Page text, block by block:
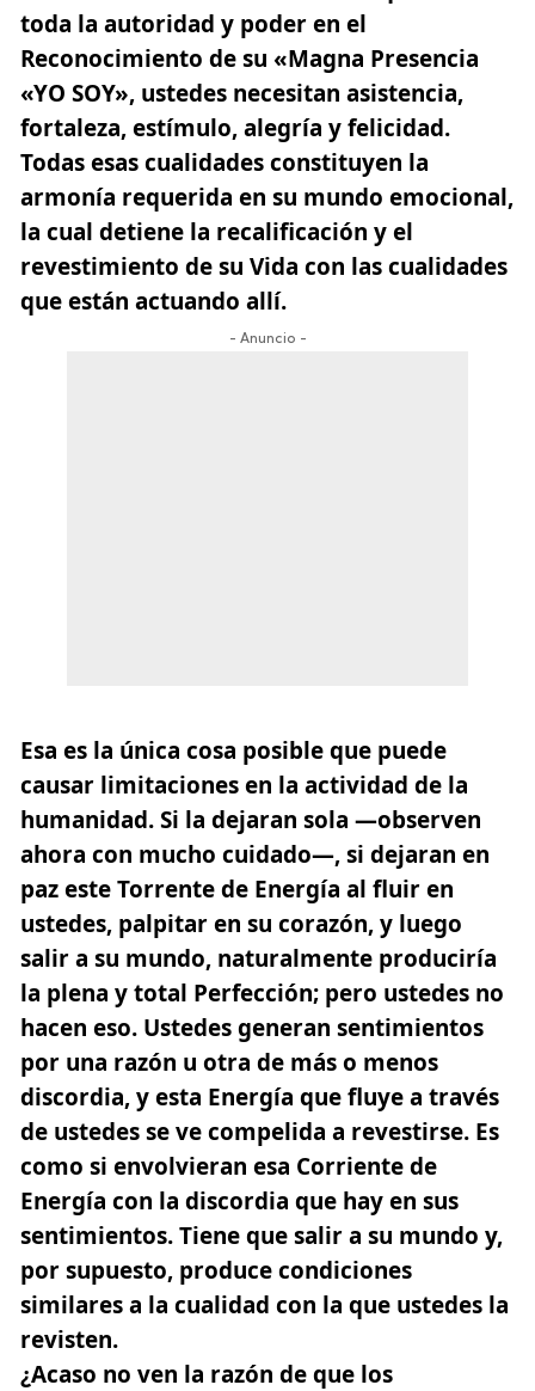
toda la autoridad y poder en el
Reconocimiento de su «Magna Presencia
«YO SOY», ustedes necesitan asistencia,
fortaleza, estímulo, alegría y felicidad.
Todas esas cualidades constituyen la
armonía requerida en su mundo emocional,
la cual detiene la recalificación y el
revestimiento de su Vida con las cualidades
que están actuando allí.
- Anuncio -
Esa es la única cosa posible que puede
causar limitaciones en la actividad de la
humanidad. Si la dejaran sola —observen
ahora con mucho cuidado—, si dejaran en
paz este Torrente de Energía al fluir en
ustedes, palpitar en su corazón, y luego
salir a su mundo, naturalmente produciría
la plena y total Perfección; pero ustedes no
hacen eso. Ustedes generan sentimientos
por una razón u otra de más o menos
discordia, y esta Energía que fluye a través
de ustedes se ve compelida a revestirse. Es
como si envolvieran esa Corriente de
Energía con la discordia que hay en sus
sentimientos. Tiene que salir a su mundo y,
por supuesto, produce condiciones
similares a la cualidad con la que ustedes la
revisten.
¿Acaso no ven la razón de que los